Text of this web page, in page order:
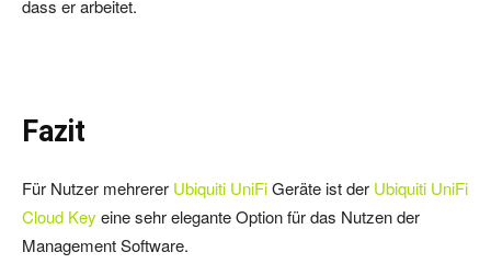
dass er arbeitet.
Fazit
Für Nutzer mehrerer Ubiquiti UniFiGeräte ist der Ubiquiti UniFi
Cloud Key eine sehr elegante Option für das Nutzen der
Management Software.